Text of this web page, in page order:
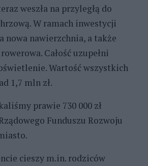
weszła na przyległą do
W ramach inwestycji
nowa nawierzchnia, a także
Całość uzupełni
Wartość wszystkich
1,7 mln zł.
prawie 730 000 zł
Funduszu Rozwoju
cieszy m.in. rodziców